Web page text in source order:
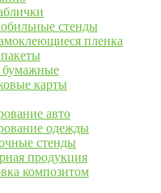
стенды
пленка
карты
авто
одежды
стенды
продукция
композитом